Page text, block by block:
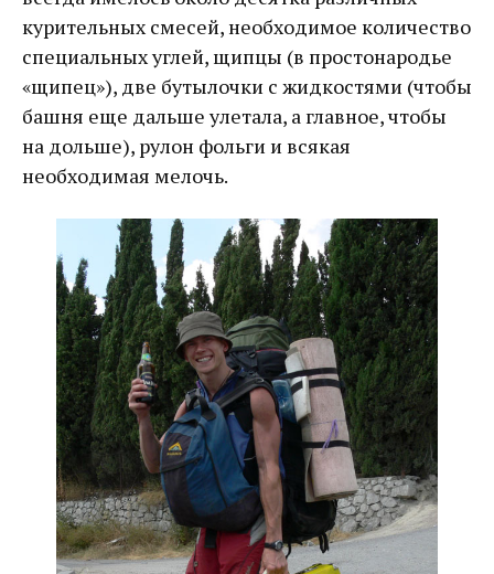
курительных смесей, необходимое количество
специальных углей, щипцы (в простонародье
«щипец»), две бутылочки с жидкостями (чтобы
башня еще дальше улетала, а главное, чтобы
на дольше), рулон фольги и всякая
необходимая мелочь.